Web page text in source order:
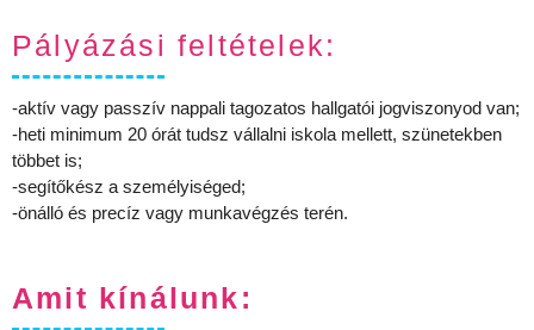
Pályázási feltételek:
-aktív vagy passzív nappali tagozatos hallgatói jogviszonyod van;
-heti minimum 20 órát tudsz vállalni iskola mellett, szünetekben
többet is;
-segítőkész a személyiséged;
-önálló és precíz vagy munkavégzés terén.
Amit kínálunk: